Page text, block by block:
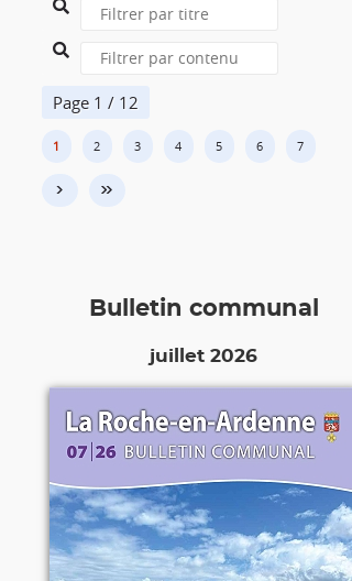
Page 1 / 12
1 2 3 4 5 6 7
› »
Bulletin communal
juillet 2026